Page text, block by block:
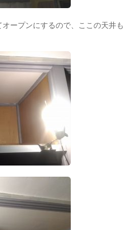
ープンにするので、ここの天井も